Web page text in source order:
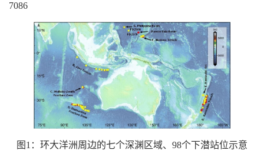
7086
图1：环大洋洲周边的七个深渊区域、98个下潜站位示意